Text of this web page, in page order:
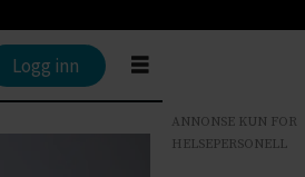
Logg inn
ANNONSE KUN FOR
HELSEPERSONELL